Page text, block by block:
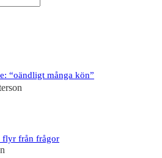
“oändligt många kön”
flyr från frågor